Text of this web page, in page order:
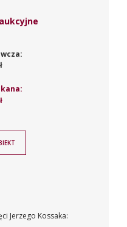
Jerzego Kossaka: